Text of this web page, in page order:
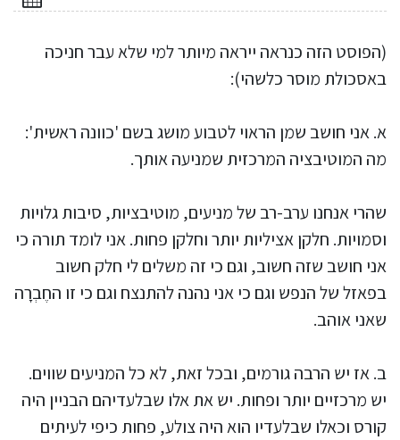
(הפוסט הזה כנראה ייראה מיותר למי שלא עבר חניכה
באסכולת מוסר כלשהי):
א. אני חושב שמן הראוי לטבוע מושג בשם 'כוונה ראשית':
מה המוטיבציה המרכזית שמניעה אותך.
שהרי אנחנו ערב-רב של מניעים, מוטיבציות, סיבות גלויות
וסמויות. חלקן אציליות יותר וחלקן פחות. אני לומד תורה כי
אני חושב שזה חשוב, וגם כי זה משלים לי חלק חשוב
בפאזל של הנפש וגם כי אני נהנה להתנצח וגם כי זו החֶבְרָה
שאני אוהב.
ב. אז יש הרבה גורמים, ובכל זאת, לא כל המניעים שווים.
יש מרכזיים יותר ופחות. יש את אלו שבלעדיהם הבניין היה
קורס וכאלו שבלעדיו הוא היה צולע, פחות כיפי לעיתים